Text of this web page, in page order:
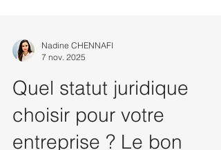
Nadine CHENNAFI
7 nov. 2025
Quel statut juridique